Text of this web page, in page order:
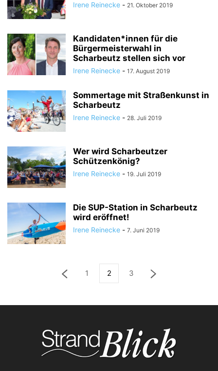
Irene Reinecke - 21. Oktober 2019
Kandidaten*innen für die
Bürgermeisterwahl in
Scharbeutz stellen sich vor
Irene Reinecke - 17. August 2019
Sommertage mit Straßenkunst in
Scharbeutz
Irene Reinecke - 28. Juli 2019
Wer wird Scharbeutzer
Schützenkönig?
Irene Reinecke - 19. Juli 2019
Die SUP-Station in Scharbeutz
wird eröffnet!
Irene Reinecke - 7. Juni 2019
1 2 3